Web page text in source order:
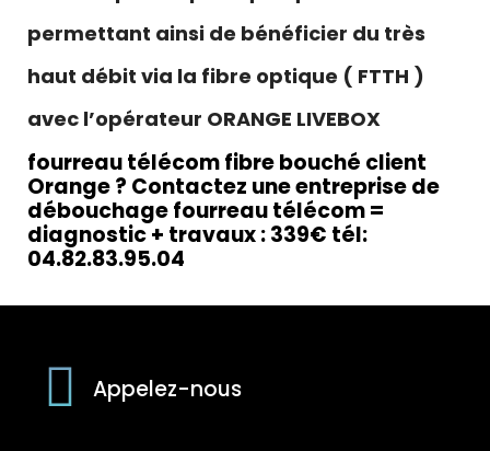
permettant ainsi de bénéficier du très
haut débit via la fibre optique ( FTTH )
avec l’opérateur ORANGE LIVEBOX
fourreau télécom fibre bouché client
Orange ? Contactez une entreprise de
débouchage fourreau télécom =
diagnostic + travaux : 339€ tél:
04.82.83.95.04
Appelez-nous